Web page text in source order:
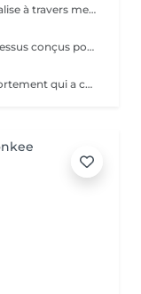
Le magnétisme est une énergie que je canalise à travers mes mains, ce qui me permet de percevoir les émotions de la personne allongée sur ma table. Le pendule et la lithothérapie font partie intégrante de ma pratique, ainsi que les huiles essentielles.
Access est un ensemble d'outils et de processus conçus pour faciliter en chacun de nous une plus grande ouverture à la conscience. La conscience inclut tout et ne juge rien. Access Consciousness vise à te libérer de la polarité, de l'emprisonnement, du conditionnement et de la limitation de tes pensées, sentiments et émotions. Peut se pratiquer sur les adultes, enfants et animaux.
Ton animal a besoin d'aide ? Il a son comportement qui a changé ? Tu va déménager et il est stressé ? Ou autre chose ? Je peux l'aider à aller mieux en pratiquant une communication avec lui.